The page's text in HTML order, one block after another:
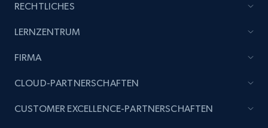
RECHTLICHES
LERNZENTRUM
FIRMA
CLOUD-PARTNERSCHAFTEN
CUSTOMER EXCELLENCE-PARTNERSCHAFTEN